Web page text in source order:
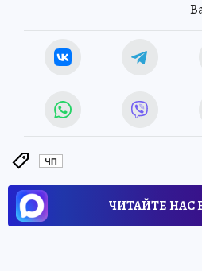
ЧП
ЧИТАЙТЕ НАС